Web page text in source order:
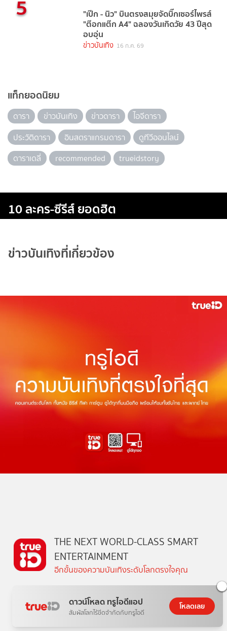
5 "เป๊ก - นิว" บินตรงสมุยจัดบิ๊กเซอร์ไพรส์
"ต๊อกแต๊ก A4" ฉลองวันเกิดวัย 43 ปีสุด
อบอุ่น
ข่าวบันเทิง 16 ก.ค. 69
แท็กยอดนิยม
ดารา ข่าวบันเทิง ข่าวดารา
ไอจีดารา
ประวัติดารา
อินสตราแกรมดารา
ดูทีวีออนไลน์
ดาราเดลี่
recommended trueidstory
10 ละคร-ซีรีส์ ยอดฮิต
ข่าวบันเทิงที่เกี่ยวข้อง
ดาวน์โหลด ทรูไอดีแอป
สัมผัสโลกไร้ขีดจำกัดกับทรูไอดี
โหลดเลย
THE NEXT WORLD-CLASS SMART
ENTERTAINMENT
อีกขั้นของความบันเทิงระดับโลกตรงใจคุณ